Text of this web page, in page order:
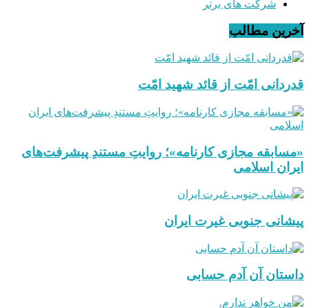
شرکت های برتر
آخرین مطالب
قدردانی امّت از قائد شهید امّت
«مسابقه مجازی کارنامه»؛ روایتِ مستندِ پیشرفت‌های
ایران اسلامی
پیشانی جنوبی غیرت ایران
داستان آن آدم حسابی